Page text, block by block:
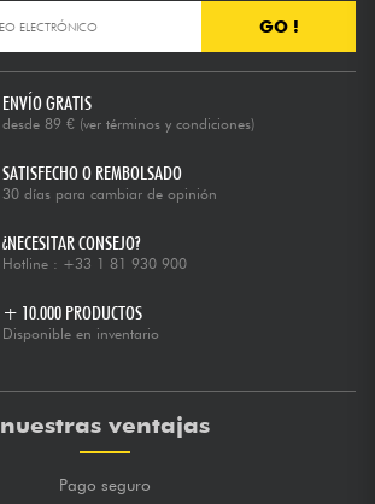
GO !
ENVÍO GRATIS
desde 89 € (ver términos y condiciones)
SATISFECHO O REMBOLSADO
30 días para cambiar de opinión
¿NECESITAR CONSEJO?
Hotline : +33 1 81 930 900
+ 10.000 PRODUCTOS
Disponible en inventario
nuestras ventajas
Pago seguro